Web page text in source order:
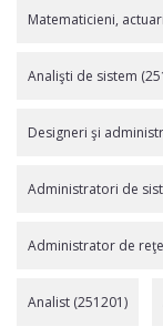
Matematicieni,
Analişti de sistem
Designeri şi
Administratori de
Administrator de
Analist (251201)